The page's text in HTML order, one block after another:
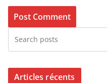
Articles récents